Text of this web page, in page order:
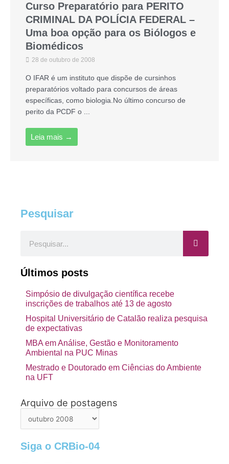
Curso Preparatório para PERITO
CRIMINAL DA POLÍCIA FEDERAL –
Uma boa opção para os Biólogos e
Biomédicos
28 de outubro de 2008
O IFAR é um instituto que dispõe de cursinhos
preparatórios voltado para concursos de áreas
específicas, como biologia.No último concurso de
perito da PCDF o ...
Leia mais →
Pesquisar
Últimos posts
Simpósio de divulgação científica recebe
inscrições de trabalhos até 13 de agosto
Hospital Universitário de Catalão realiza pesquisa
de expectativas
MBA em Análise, Gestão e Monitoramento
Ambiental na PUC Minas
Mestrado e Doutorado em Ciências do Ambiente
na UFT
Arquivo de postagens
Arquivo
Siga o CRBio-04